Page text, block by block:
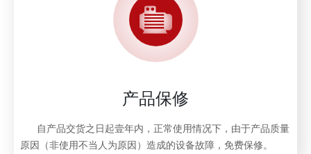
产品保修
自产品交货之日起壹年内，正常使用情况下，由于产品质量
原因（非使用不当人为原因）造成的设备故障，免费保修。